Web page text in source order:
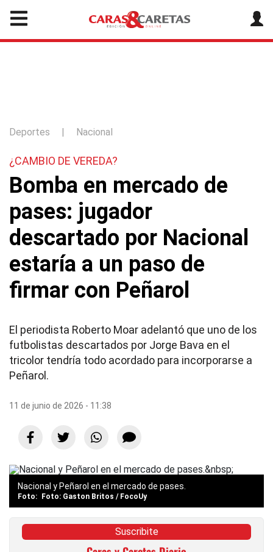
Deportes | Nacional
¿CAMBIO DE VEREDA?
Bomba en mercado de
pases: jugador
descartado por Nacional
estaría a un paso de
firmar con Peñarol
El periodista Roberto Moar adelantó que uno de los
futbolistas descartados por Jorge Bava en el
tricolor tendría todo acordado para incorporarse a
Peñarol.
11 de junio de 2026 - 11:38
Nacional y Peñarol en el mercado de pases.
Foto: Gaston Britos / FocoUy
Suscribite